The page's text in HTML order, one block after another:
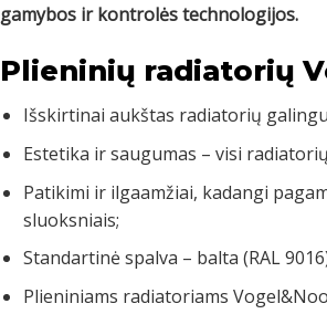
gamybos ir kontrolės technologijos.
Plieninių radiatorių
Išskirtinai aukštas radiatorių
Estetika ir saugumas – visi
Patikimi ir ilgaamžiai, kadangi
sluoksniais;
Standartinė spalva – balta (RAL
Plieniniams radiatoriams